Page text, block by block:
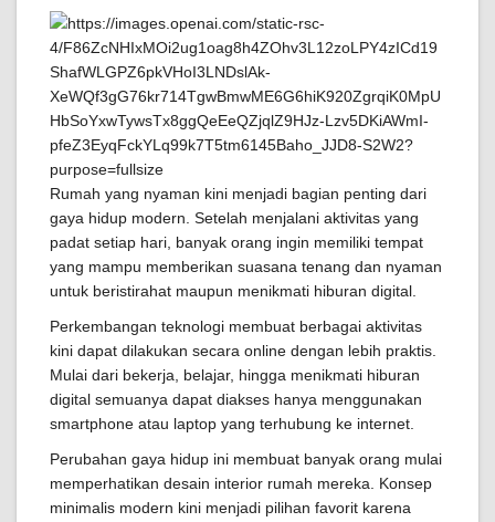
Rumah yang nyaman kini menjadi bagian penting dari
gaya hidup modern. Setelah menjalani aktivitas yang
padat setiap hari, banyak orang ingin memiliki tempat
yang mampu memberikan suasana tenang dan nyaman
untuk beristirahat maupun menikmati hiburan digital.
Perkembangan teknologi membuat berbagai aktivitas
kini dapat dilakukan secara online dengan lebih praktis.
Mulai dari bekerja, belajar, hingga menikmati hiburan
digital semuanya dapat diakses hanya menggunakan
smartphone atau laptop yang terhubung ke internet.
Perubahan gaya hidup ini membuat banyak orang mulai
memperhatikan desain interior rumah mereka. Konsep
minimalis modern kini menjadi pilihan favorit karena